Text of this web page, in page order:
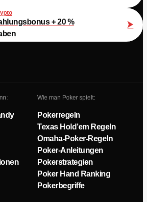
+ 20 %
Wie man Poker spielt:
Pokerregeln
Texas Hold’em Regeln
Omaha-Poker-Regeln
Poker-Anleitungen
Pokerstrategien
Poker Hand Ranking
Pokerbegriffe